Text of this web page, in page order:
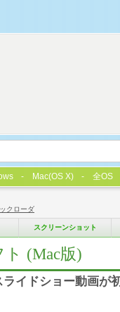
クローダ
スクリーンショット
ト (Mac版)
イドショー動画が
Mac(OS X) 全OS